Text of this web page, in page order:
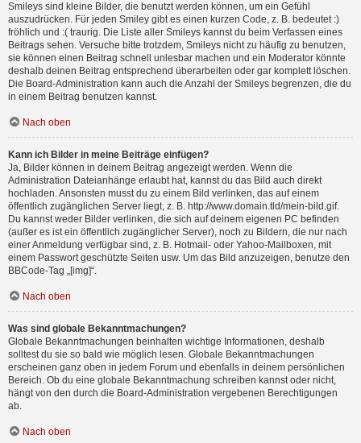
Smileys sind kleine Bilder, die benutzt werden können, um ein Gefühl
auszudrücken. Für jeden Smiley gibt es einen kurzen Code, z. B. bedeutet :)
fröhlich und :( traurig. Die Liste aller Smileys kannst du beim Verfassen eines
Beitrags sehen. Versuche bitte trotzdem, Smileys nicht zu häufig zu benutzen,
sie können einen Beitrag schnell unlesbar machen und ein Moderator könnte
deshalb deinen Beitrag entsprechend überarbeiten oder gar komplett löschen.
Die Board-Administration kann auch die Anzahl der Smileys begrenzen, die du
in einem Beitrag benutzen kannst.
Nach oben
Kann ich Bilder in meine Beiträge einfügen?
Ja, Bilder können in deinem Beitrag angezeigt werden. Wenn die
Administration Dateianhänge erlaubt hat, kannst du das Bild auch direkt
hochladen. Ansonsten musst du zu einem Bild verlinken, das auf einem
öffentlich zugänglichen Server liegt, z. B. http://www.domain.tld/mein-bild.gif.
Du kannst weder Bilder verlinken, die sich auf deinem eigenen PC befinden
(außer es ist ein öffentlich zugänglicher Server), noch zu Bildern, die nur nach
einer Anmeldung verfügbar sind, z. B. Hotmail- oder Yahoo-Mailboxen, mit
einem Passwort geschützte Seiten usw. Um das Bild anzuzeigen, benutze den
BBCode-Tag „[img]“.
Nach oben
Was sind globale Bekanntmachungen?
Globale Bekanntmachungen beinhalten wichtige Informationen, deshalb
solltest du sie so bald wie möglich lesen. Globale Bekanntmachungen
erscheinen ganz oben in jedem Forum und ebenfalls in deinem persönlichen
Bereich. Ob du eine globale Bekanntmachung schreiben kannst oder nicht,
hängt von den durch die Board-Administration vergebenen Berechtigungen
ab.
Nach oben